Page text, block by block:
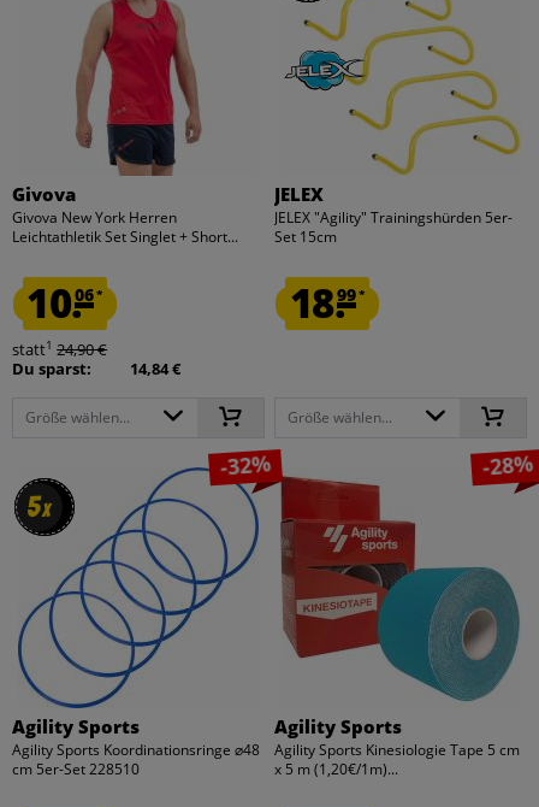
Givova
Givova New York Herren
Leichtathletik Set Singlet + Short...
10.06*
statt1 24,90 €
Du sparst:
14,84 €
Größe wählen...
JELEX
JELEX "Agility" Trainingshürden 5er-
Set 15cm
18.99*
Größe wählen...
5x
5x
-32%
Agility Sports
Agility Sports Koordinationsringe ⌀48
cm 5er-Set 228510
-28%
Agility Sports
Agility Sports Kinesiologie Tape 5 cm
x 5 m (1,20€/1m)...